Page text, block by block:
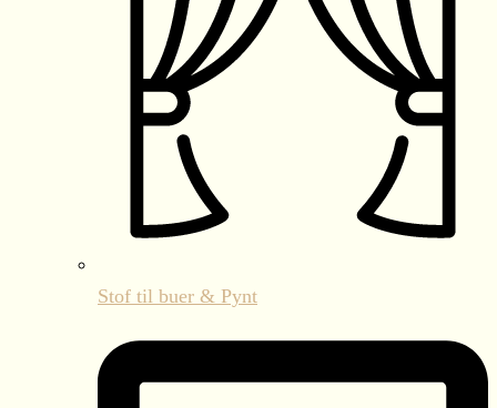
Stof til buer & Pynt